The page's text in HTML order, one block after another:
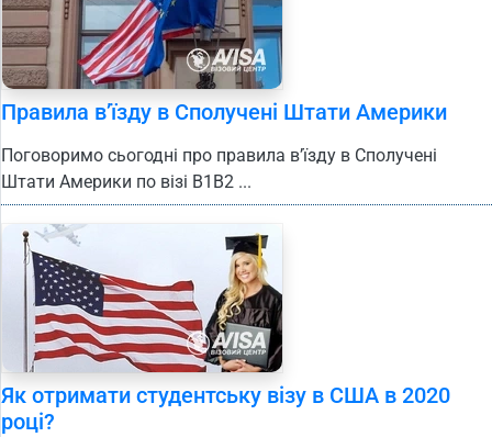
Правила в’їзду в Сполучені Штати Америки
Поговоримо сьогодні про правила в’їзду в Сполучені
Штати Америки по візі B1B2 ...
Як отримати студентську візу в США в 2020
році?